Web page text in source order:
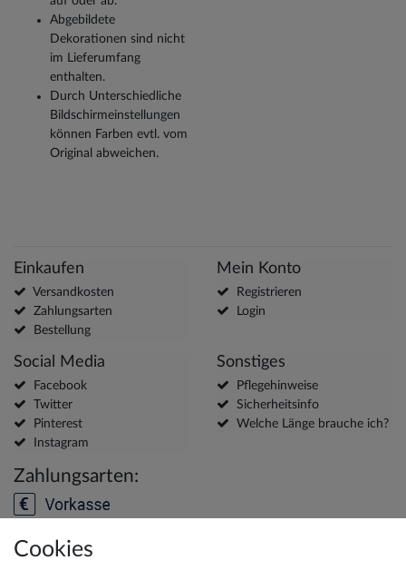
Abgebildete
Dekorationen sind nicht
im Lieferumfang
enthalten.
Durch Unterschiedliche
Bildschirmeinstellungen
können Farben evtl. vom
Original abweichen.
Einkaufen
Versandkosten
Zahlungsarten
Bestellung
Mein Konto
Registrieren
Login
Social Media
Facebook
Twitter
Pinterest
Instagram
Sonstiges
Pflegehinweise
Sicherheitsinfo
Welche Länge brauche ich?
Zahlungsarten:
Cookies